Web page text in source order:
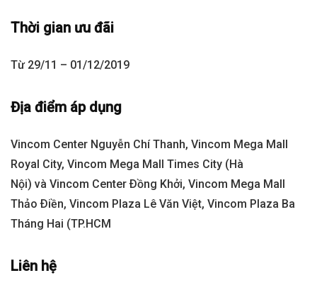
Thời gian ưu đãi
Từ 29/11 – 01/12/2019
Địa điểm áp dụng
Vincom Center Nguyễn Chí Thanh, Vincom Mega Mall
Royal City, Vincom Mega Mall Times City (Hà
Nội) và Vincom Center Ðồng Khởi, Vincom Mega Mall
Thảo Ðiền, Vincom Plaza Lê Văn Việt, Vincom Plaza Ba
Tháng Hai (TP.HCM
Liên hệ